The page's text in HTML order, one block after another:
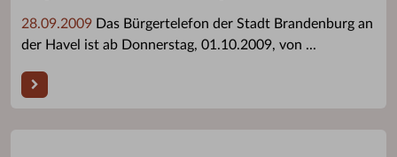
28.09.2009 Das Bürgertelefon der Stadt Brandenburg an
der Havel ist ab Donnerstag, 01.10.2009, von ...